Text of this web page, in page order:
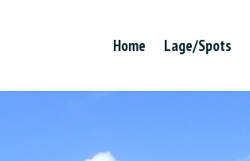
Home Lage/Spots